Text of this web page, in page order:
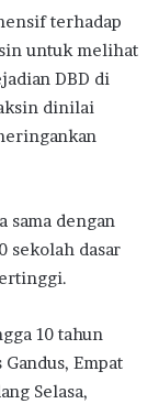
terhadap
untuk melihat
DBD di
dinilai
sama dengan
sekolah dasar
10 tahun
Empat
Selasa,